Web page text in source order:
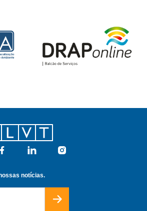
Facebook Linkedin Instagram
notícias.